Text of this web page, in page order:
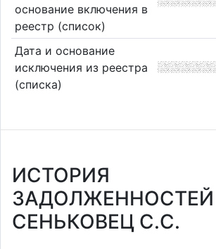
основание включения в
реестр (список)
Дата и основание
исключения из реестра
(списка)
ИСТОРИЯ
СЕНЬКОВЕЦ С.С.